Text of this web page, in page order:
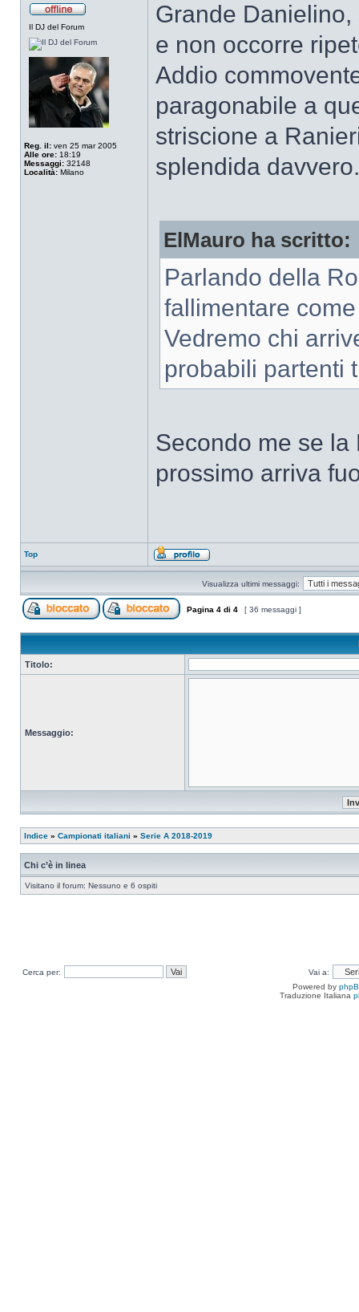
Il DJ del Forum
Reg. il: ven 25 mar 2005
Alle ore: 18:19
Messaggi: 32148
Località: Milano
Grande
e non occorre
Addio
paragonabile a
striscione a
splendida davvero.
ElMauro ha scritto:
Parlando della
fallimentare
Vedremo chi
probabili partenti
Secondo me se
prossimo arriva
Top
Visualizza ultimi messaggi:
Pagina 4 di 4 [ 36 messaggi ]
Titolo:
Messaggio:
Indice » Campionati italiani » Serie A 2018-2019
Chi c’è in linea
Visitano il forum: Nessuno e 6 ospiti
Cerca per:
Vai a:
Powered by
Traduzione Italiana